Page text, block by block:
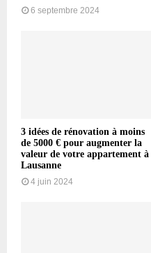
6 septembre 2024
3 idées de rénovation à moins
de 5000 € pour augmenter la
valeur de votre appartement à
Lausanne
4 juin 2024